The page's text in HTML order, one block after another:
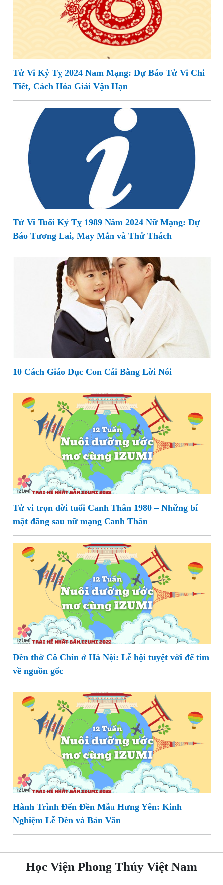
Tử Vi Kỷ Tỵ 2024 Nam Mạng: Dự Báo Tử Vi Chi
Tiết, Cách Hóa Giải Vận Hạn
Tử Vi Tuổi Kỷ Tỵ 1989 Năm 2024 Nữ Mạng: Dự
Báo Tương Lai, May Mắn và Thử Thách
10 Cách Giáo Dục Con Cái Bằng Lời Nói
Tử vi trọn đời tuổi Canh Thân 1980 – Những bí
mật đằng sau nữ mạng Canh Thân
Đền thờ Cô Chín ở Hà Nội: Lễ hội tuyệt vời để tìm
về nguồn gốc
Hành Trình Đến Đền Mẫu Hưng Yên: Kinh
Nghiệm Lễ Đền và Bản Văn
Học Viện Phong Thủy Việt Nam